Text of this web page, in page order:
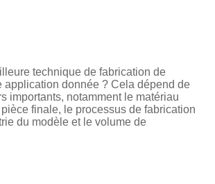
technique de fabrication de
application donnée ? Cela dépend de
importants, notamment le matériau
finale, le processus de fabrication
du modèle et le volume de